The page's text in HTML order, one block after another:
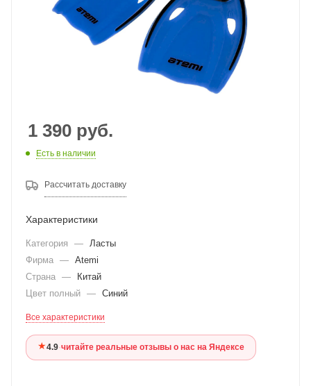
1 390 руб.
Есть в наличии
Рассчитать доставку
Характеристики
Категория —
Ласты
Фирма — Atemi
Страна —
Китай
Цвет полный — Синий
Все характеристики
★4.9·читайте реальные отзывы о нас на Яндексе